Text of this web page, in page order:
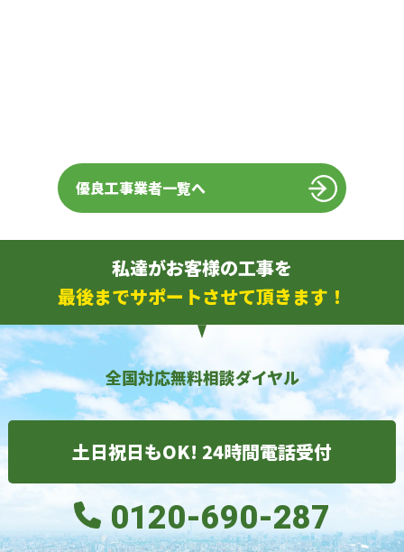
優良工事業者一覧へ
私達がお客様の工事を
最後までサポートさせて頂きます！
全国対応無料相談ダイヤル
土日祝日もOK! 24時間電話受付
0120-690-287